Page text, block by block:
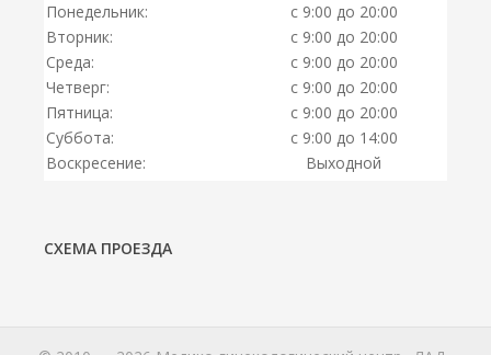
Понедельник:
Вторник:
Среда:
Четверг:
Пятница:
Суббота:
Воскресение:
с 9:00 до 20:00
с 9:00 до 20:00
с 9:00 до 20:00
с 9:00 до 20:00
с 9:00 до 20:00
с 9:00 до 14:00
Выходной
СХЕМА ПРОЕЗДА